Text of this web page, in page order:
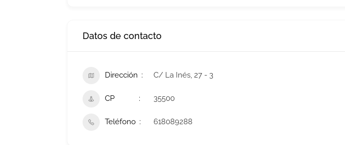
Datos de contacto
Dirección C/ La Inés, 27 - 3
CP 35500
Teléfono 618089288